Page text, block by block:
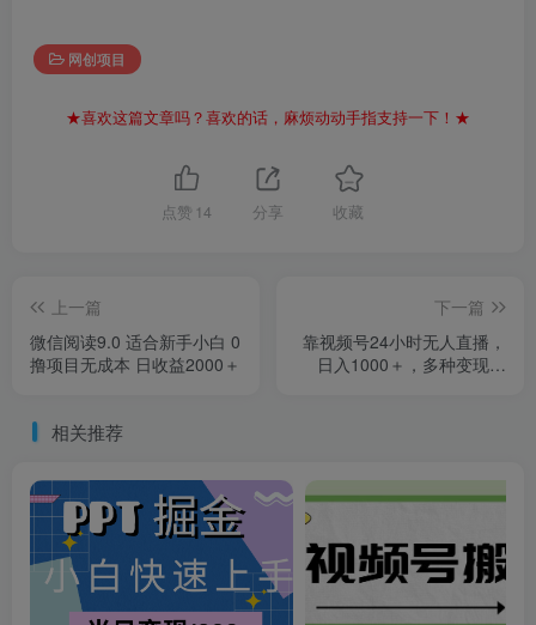
网创项目
★喜欢这篇文章吗？喜欢的话，麻烦动动手指支持一下！★
点赞 14 分享 收藏
上一篇
微信阅读9.0 适合新手小白 0
撸项目无成本 日收益2000＋
下一篇
靠视频号24小时无人直播，
日入1000＋，多种变现方
相关推荐